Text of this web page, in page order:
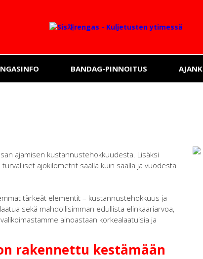
BANDAG-PINNOITUS
ajamisen kustannustehokkuudesta. Lisäksi
ajokilometrit säällä kuin säällä ja vuodesta
tärkeät elementit – kustannustehokkuus ja
sekä mahdollisimman edullista elinkaariarvoa,
ainoastaan korkealaatuisia ja
rakennettu kestämään